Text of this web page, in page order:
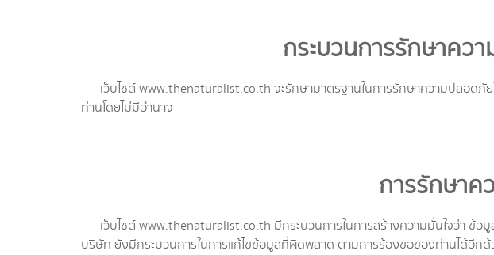
กระบวนการรักษาคว
เว็บไซต์ www.thenaturalist.co.th จะรักษามาตรฐานในการรักษาความปลอดภั
ท่านโดยไม่มีอำนาจ
การรักษา
เว็บไซต์ www.thenaturalist.co.th มีกระบวนการในการสร้างความมั่นใจว่า
บริษัท ยังมีกระบวนการในการแก้ไขข้อมูลที่ผิดพลาด ตามการร้องขอของท่านได้อีกด้